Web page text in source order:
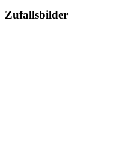
Zufallsbilder